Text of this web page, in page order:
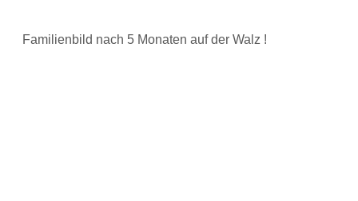
Familienbild nach 5 Monaten auf der Walz !